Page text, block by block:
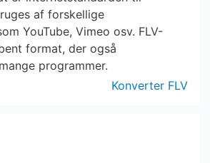
af forskellige
YouTube, Vimeo osv. FLV-
format, der også
programmer.
Konverter FLV